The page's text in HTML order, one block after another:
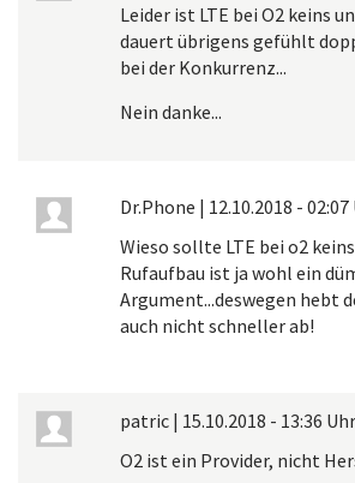
Leider ist LTE bei O2 keins
dauert übrigens gefühlt
bei der Konkurrenz...
Nein danke...
Dr.Phone | 12.10.2018 -
Wieso sollte LTE bei o2
Rufaufbau ist ja wohl ein
Argument...deswegen hebt
auch nicht schneller ab!
patric | 15.10.2018 - 13:36 Uhr
O2 ist ein Provider, nicht